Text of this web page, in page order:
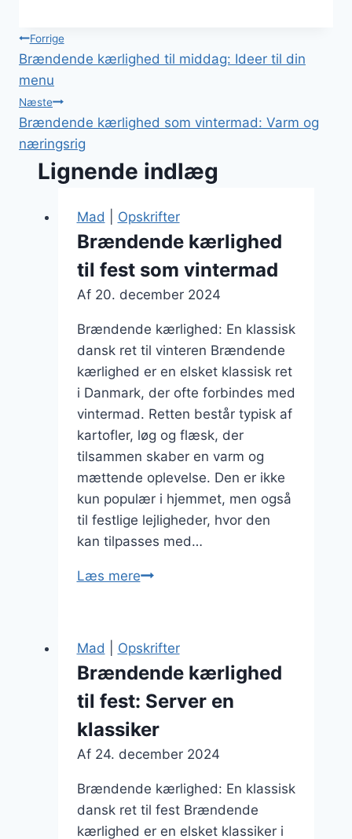
Indlægsnavigation
Forrige
Brændende kærlighed til middag: Ideer til din
menu
Næste
Brændende kærlighed som vintermad: Varm og
næringsrig
Lignende indlæg
Mad Opskrifter
Brændende kærlighed
til fest som vintermad
Af 20. december 2024
Brændende kærlighed: En klassisk
dansk ret til vinteren Brændende
kærlighed er en elsket klassisk ret
i Danmark, der ofte forbindes med
vintermad. Retten består typisk af
kartofler, løg og flæsk, der
tilsammen skaber en varm og
mættende oplevelse. Den er ikke
kun populær i hjemmet, men også
til festlige lejligheder, hvor den
kan tilpasses med…
Læs mereBrændende
som
vintermad
Mad Opskrifter
Brændende kærlighed
til fest: Server en
klassiker
Af 24. december 2024
Brændende kærlighed: En klassisk
dansk ret til fest Brændende
kærlighed er en elsket klassiker i